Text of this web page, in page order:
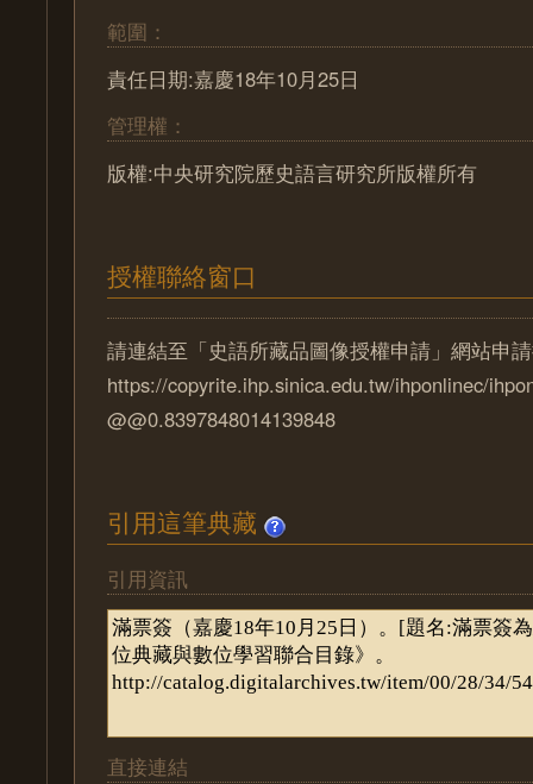
範圍：
責任日期:嘉慶18年10月25日
管理權：
版權:中央研究院歷史語言研究所版權所有
授權聯絡窗口
請連結至「史語所藏品圖像授權申請」網站申
https://copyrite.ihp.sinica.edu.tw/ihponlinec/
@@0.8397848014139848
引用這筆典藏
引用資訊
直接連結